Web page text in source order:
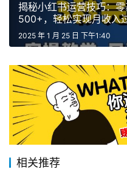
揭秘小红书运营技巧：
500+，轻松实现月收入
2025 年 1 月 25 日 下午1:40
相关推荐